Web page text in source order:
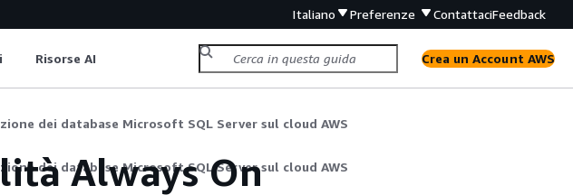
Italiano Preferenze ContattaciFeedback
Risorse AI Crea un Account AWS
dei database Microsoft SQL Server sul cloud AWS
dei database Microsoft SQL Server sul cloud AWS
Always On